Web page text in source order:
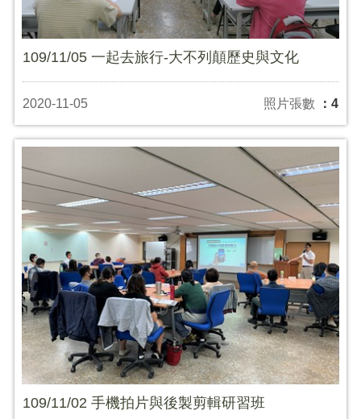
109/11/05 一起去旅行-大不列顛歷史與文化
2020-11-05 照片張數 ：4
109/11/02 手機拍片與後製剪輯研習班